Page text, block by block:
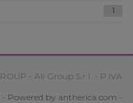
1
- Ali Group S.r.l. - P.IVA
- Powered by antherica.com -